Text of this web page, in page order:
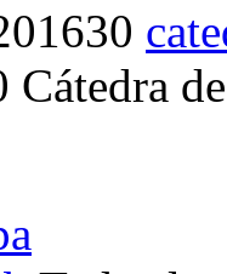
Cátedra